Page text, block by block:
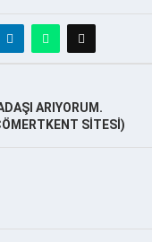
ARIYORUM.
SİTESİ)